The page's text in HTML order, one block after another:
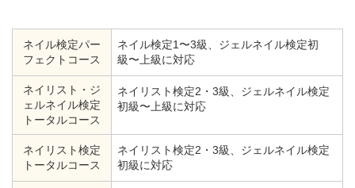
ネイル検定パー
フェクトコース
ネイル検定1〜3級、ジェルネイル検定初
級〜上級に対応
ネイリスト・ジ
ェルネイル検定
トータルコース
ネイリスト検定2・3級、ジェルネイル検定
初級〜上級に対応
ネイリスト検定
トータルコース
ネイリスト検定2・3級、ジェルネイル検定
初級に対応